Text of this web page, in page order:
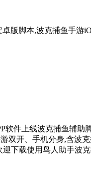
版脚本,波克捕鱼手
件上线波克捕鱼辅
双开、手机分身,含波
下载使用鸟人助手波